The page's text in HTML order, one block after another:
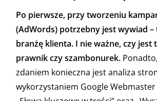
Po pierwsze, przy tworzeniu
(AdWords) potrzebny jest wywiad –
branżę klienta. I nie ważne, czy jest
prawnik czy szambonurek.
zdaniem konieczna jest analiza
wykorzystaniem Google Webmaster